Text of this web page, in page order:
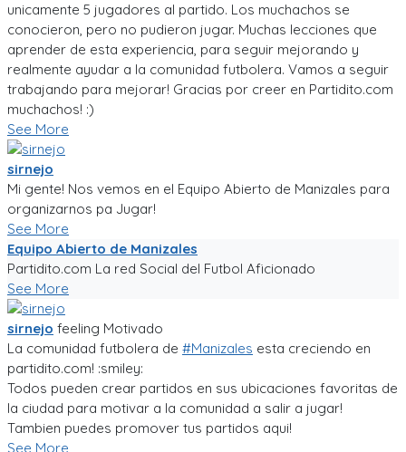
unicamente 5 jugadores al partido. Los muchachos se
conocieron, pero no pudieron jugar. Muchas lecciones que
aprender de esta experiencia, para seguir mejorando y
realmente ayudar a la comunidad futbolera. Vamos a seguir
trabajando para mejorar! Gracias por creer en Partidito.com
muchachos! :)
See More
sirnejo
Mi gente! Nos vemos en el Equipo Abierto de Manizales para
organizarnos pa Jugar!
See More
Equipo Abierto de Manizales
Partidito.com La red Social del Futbol Aficionado
See More
sirnejo feeling Motivado
La comunidad futbolera de #Manizales esta creciendo en
partidito.com! :smiley:
Todos pueden crear partidos en sus ubicaciones favoritas de
la ciudad para motivar a la comunidad a salir a jugar!
Tambien puedes promover tus partidos aqui!
See More